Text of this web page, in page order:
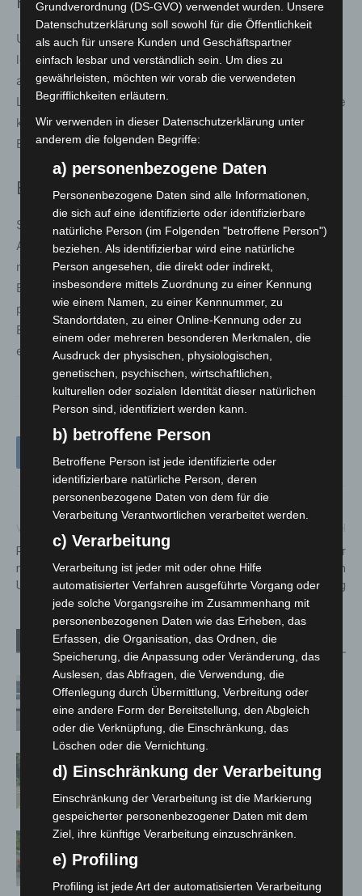
Um 21:02 Uhr wurde die Ortsfeuerwehr Lehrte ein
letztes Mal alarmiert. Gemeldet war ein brennender Pkw
auf der A2 zwischen den Anschlussstellen Lehrte und
Lehrte Ost in Fahrtrichtung Berlin. Trotz intensiver Suche
konnte kein Fahrzeugbrand festgestellt werden, der
Einsatz wurde daraufhin abgebrochen.
Einordnung
Sieben Einsätze an einem Tag zeigen, wie vielfältig die
Aufgaben der Feuerwehr im Alltag sind – von
medizinischer Hilfe über Brandschutz bis hin zu
Einsätzen im Bahnbereich. Gerade Fehlalarme und
parallele Einsätze erfordern eine hohe
Einsatzbereitschaft und gute Koordination der
ehrenamtlichen Kräfte.
Polizei Langenhagen ermittelt
nach Diebstählen, Schlägerei,
Unfällen und sucht Zeugen
Busverkehr in Hannover
eingeschränkt: ÜSTRA Reisen
lädt zur Betriebsversammlung
Verwandte Artikel Mehr vom Autor
Niedersachsen: Feuerwehrkräfte
kehren nach Waldbrandeinsatz aus
Spanien zurück
Brand im „Haus der Begegnung“ in
Neuwarmbüchen schnell eingedämmt
Region Hannover: 21 neue
Notfallsanitäter starten beim Roten
Grundverordnung (DS-GVO) verwendet wurden. Unsere
Datenschutzerklärung soll sowohl für die Öffentlichkeit
als auch für unsere Kunden und Geschäftspartner
einfach lesbar und verständlich sein. Um dies zu
gewährleisten, möchten wir vorab die verwendeten
Begrifflichkeiten erläutern.
Wir verwenden in dieser Datenschutzerklärung unter
anderem die folgenden Begriffe:
a) personenbezogene Daten
Personenbezogene Daten sind alle Informationen,
die sich auf eine identifizierte oder identifizierbare
natürliche Person (im Folgenden "betroffene Person")
beziehen. Als identifizierbar wird eine natürliche
Person angesehen, die direkt oder indirekt,
insbesondere mittels Zuordnung zu einer Kennung
wie einem Namen, zu einer Kennnummer, zu
Standortdaten, zu einer Online-Kennung oder zu
einem oder mehreren besonderen Merkmalen, die
Ausdruck der physischen, physiologischen,
genetischen, psychischen, wirtschaftlichen,
kulturellen oder sozialen Identität dieser natürlichen
Person sind, identifiziert werden kann.
b) betroffene Person
Betroffene Person ist jede identifizierte oder
identifizierbare natürliche Person, deren
personenbezogene Daten von dem für die
Verarbeitung Verantwortlichen verarbeitet werden.
c) Verarbeitung
Verarbeitung ist jeder mit oder ohne Hilfe
automatisierter Verfahren ausgeführte Vorgang oder
jede solche Vorgangsreihe im Zusammenhang mit
personenbezogenen Daten wie das Erheben, das
Erfassen, die Organisation, das Ordnen, die
Speicherung, die Anpassung oder Veränderung, das
Auslesen, das Abfragen, die Verwendung, die
Offenlegung durch Übermittlung, Verbreitung oder
eine andere Form der Bereitstellung, den Abgleich
oder die Verknüpfung, die Einschränkung, das
Löschen oder die Vernichtung.
d) Einschränkung der Verarbeitung
Einschränkung der Verarbeitung ist die Markierung
gespeicherter personenbezogener Daten mit dem
Ziel, ihre künftige Verarbeitung einzuschränken.
e) Profiling
Profiling ist jede Art der automatisierten Verarbeitung